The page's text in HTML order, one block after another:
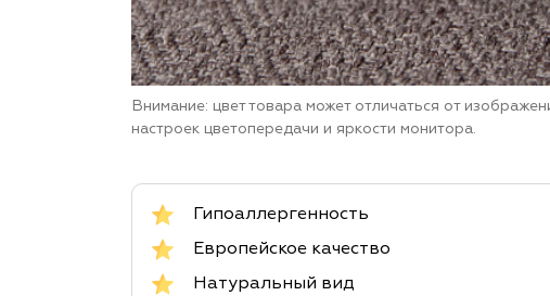
Внимание: цвет товара может отличаться от
настроек цветопередачи и яркости монитора.
Гипоаллергенность
Европейское качество
Натуральный вид